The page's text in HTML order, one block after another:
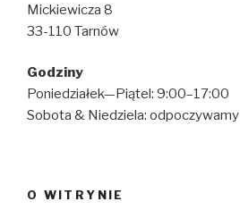
Mickiewicza 8
33-110 Tarnów
Godziny
Poniedziałek—Piątel: 9:00–17:00
Sobota & Niedziela: odpoczywamy
O WITRYNIE